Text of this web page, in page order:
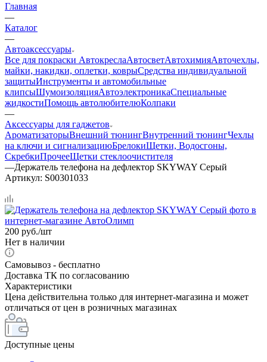
Главная
—
Каталог
—
Автоаксессуары
Все для покраски АвтокреслаАвтосветАвтохимияАвточехлы,
майки, накидки, оплетки, коврыСредства индивидуальной
защитыИнструменты и автомобильные
клипсыШумоизоляцияАвтоэлектроникаСпециальные
жидкостиПомощь автолюбителюКолпаки
—
Аксессуары для гаджетов
АроматизаторыВнешний тюнингВнутренний тюнингЧехлы
на ключи и сигнализациюБрелокиЩетки, Водосгоны,
СкребкиПрочееЩетки стеклоочистителя
—Держатель телефона на дефлектор SKYWAY Серый
Артикул: S00301033
200 руб./шт
Нет в наличии
Самовывоз - бесплатно
Доставка ТК по согласованию
Характеристики
Цена действительна только для интернет-магазина и может
отличаться от цен в розничных магазинах
Доступные цены